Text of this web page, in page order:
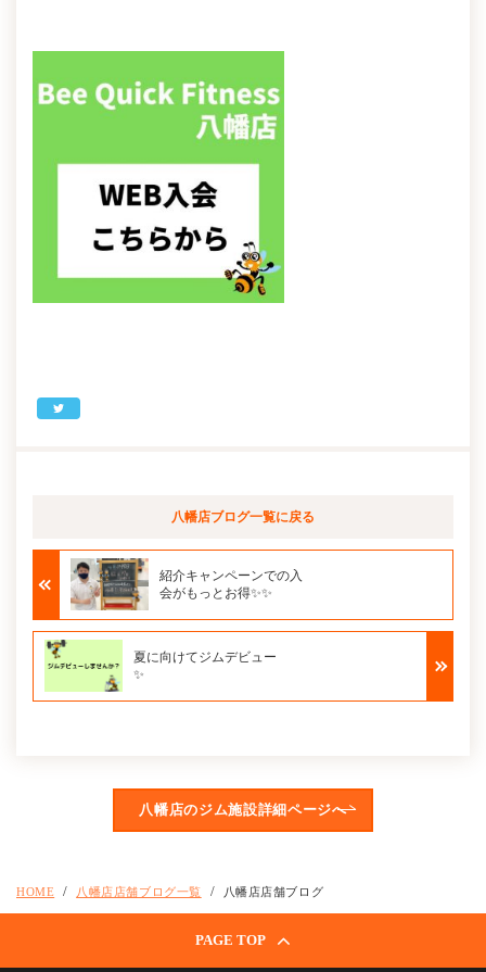
八幡店ブログ一覧に戻る
紹介キャンペーンでの入
会がもっとお得✨✨
夏に向けてジムデビュー
✨
八幡店のジム施設詳細ページへ
HOME 八幡店店舗ブログ一覧 八幡店店舗ブログ
PAGE TOP